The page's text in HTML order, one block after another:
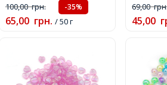
100,00грн. -35%
65,00 грн. / 50 г
69,00
45,00